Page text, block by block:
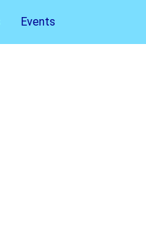
Events